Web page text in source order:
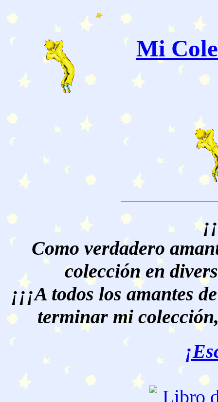
Mi
Como verdadero
colección en
¡¡¡A todos los amantes
terminar mi